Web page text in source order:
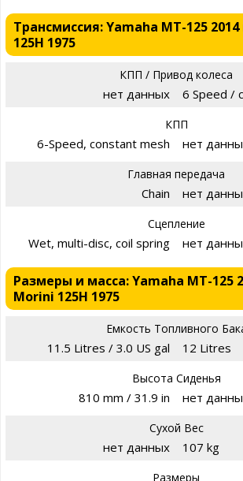
Трансмиссия: Yamaha MT-125
125H 1975
КПП / Привод колеса
нет данных 6 Speed /
КПП
6-Speed, constant mesh нет
Главная передача
Chain нет
Сцепление
Wet, multi-disc, coil spring нет
Размеры и масса: Yamaha MT-125
Morini 125H 1975
Емкость Топливного
11.5 Litres / 3.0 US gal 12 Litres
Высота Сиденья
810 mm / 31.9 in нет
Сухой Вес
нет данных 107 kg
Размеры